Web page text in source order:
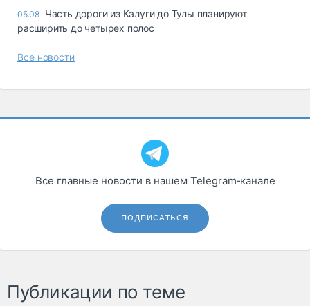
05.08 Часть дороги из Калуги до Тулы планируют
расширить до четырех полос
Все новости
Все главные новости в нашем Telegram‑канале
ПОДПИСАТЬСЯ
Публикации по теме